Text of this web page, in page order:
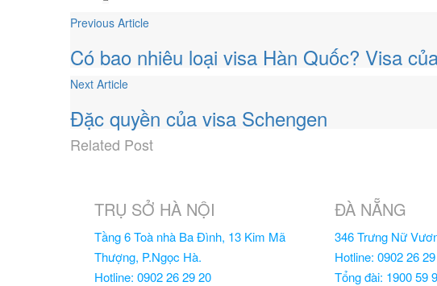
Previous Article
Có bao nhiêu loại visa Hàn Quốc? Visa
Next Article
Đặc quyền của visa Schengen
Related Post
TRỤ SỞ HÀ NỘI
Tầng 6 Toà nhà Ba Đình, 13 Kim Mã
Thượng, P.Ngọc Hà.
Hotline: 0902 26 29 20
ĐÀ NẴNG
346 Trưng Nữ
Hotline: 0902 26
Tổng đài: 1900 59